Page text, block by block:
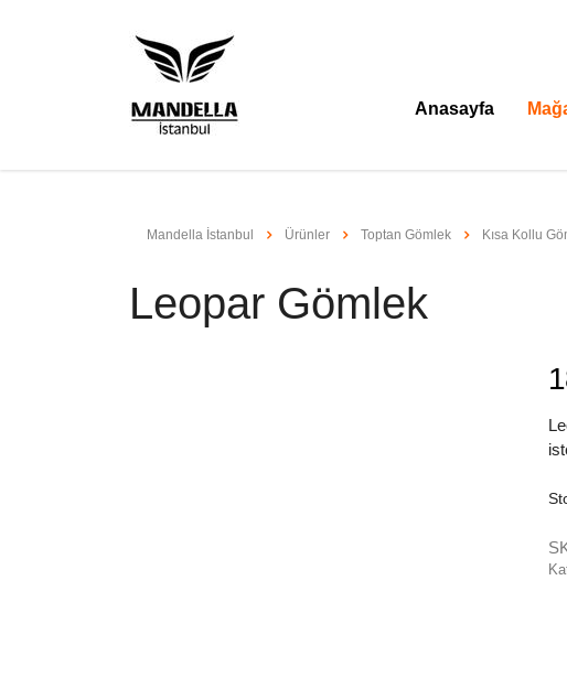
Anasayfa
Mandella İstanbul Ürünler Toptan Gömlek Kısa Kollu
Leopar Gömlek